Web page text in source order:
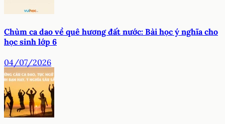
Chùm ca dao về quê hương đất nước: Bài học ý nghĩa cho
học sinh lớp 6
04/07/2026